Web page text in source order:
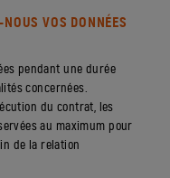
VOS DONNÉES
pendant une durée
concernées.
du contrat, les
au maximum pour
de la relation